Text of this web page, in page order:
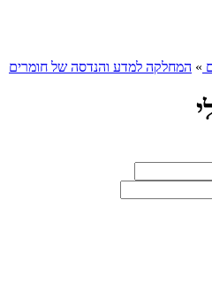
» המחלקה למדע והנדסה של חומרים